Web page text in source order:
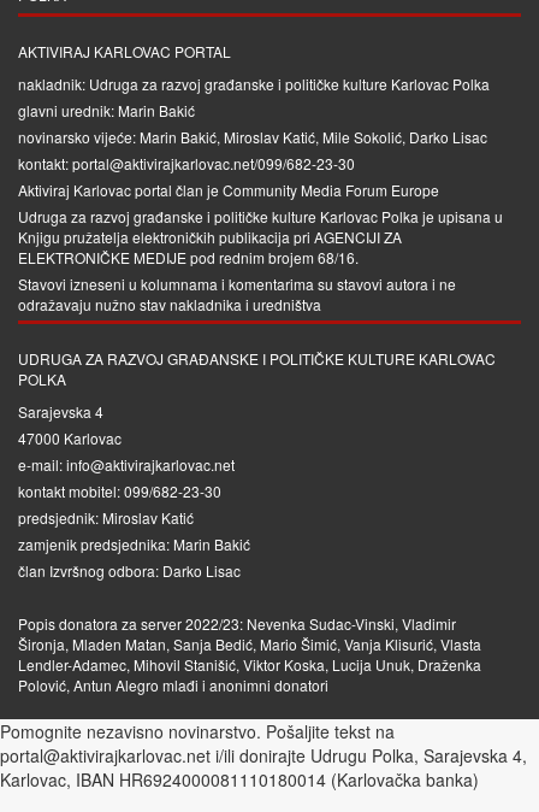
AKTIVIRAJ KARLOVAC PORTAL
nakladnik: Udruga za razvoj građanske i političke kulture Karlovac Polka
glavni urednik: Marin Bakić
novinarsko vijeće: Marin Bakić, Miroslav Katić, Mile Sokolić, Darko Lisac
kontakt: portal@aktivirajkarlovac.net/099/682-23-30
Aktiviraj Karlovac portal član je Community Media Forum Europe
Udruga za razvoj građanske i političke kulture Karlovac Polka je upisana u
Knjigu pružatelja elektroničkih publikacija pri AGENCIJI ZA
ELEKTRONIČKE MEDIJEpod rednim brojem 68/16.
Stavovi izneseni u kolumnama i komentarima su stavovi autora i ne
odražavaju nužno stav nakladnika i uredništva
UDRUGA ZA RAZVOJ GRAĐANSKE I POLITIČKE KULTURE KARLOVAC
POLKA
Sarajevska 4
47000 Karlovac
e-mail: info@aktivirajkarlovac.net
kontakt mobitel: 099/682-23-30
predsjednik: Miroslav Katić
zamjenik predsjednika: Marin Bakić
član Izvršnog odbora: Darko Lisac
Popis donatora za server 2022/23: Nevenka Sudac-Vinski, Vladimir
Šironja, Mladen Matan, Sanja Bedić, Mario Šimić, Vanja Klisurić, Vlasta
Lendler-Adamec, Mihovil Stanišić, Viktor Koska, Lucija Unuk, Draženka
Polović, Antun Alegro mlađi i anonimni donatori
Pomognite nezavisno novinarstvo. Pošaljite tekst na
portal@aktivirajkarlovac.net i/ili donirajte Udrugu Polka, Sarajevska 4,
Karlovac, IBAN HR6924000081110180014 (Karlovačka banka)